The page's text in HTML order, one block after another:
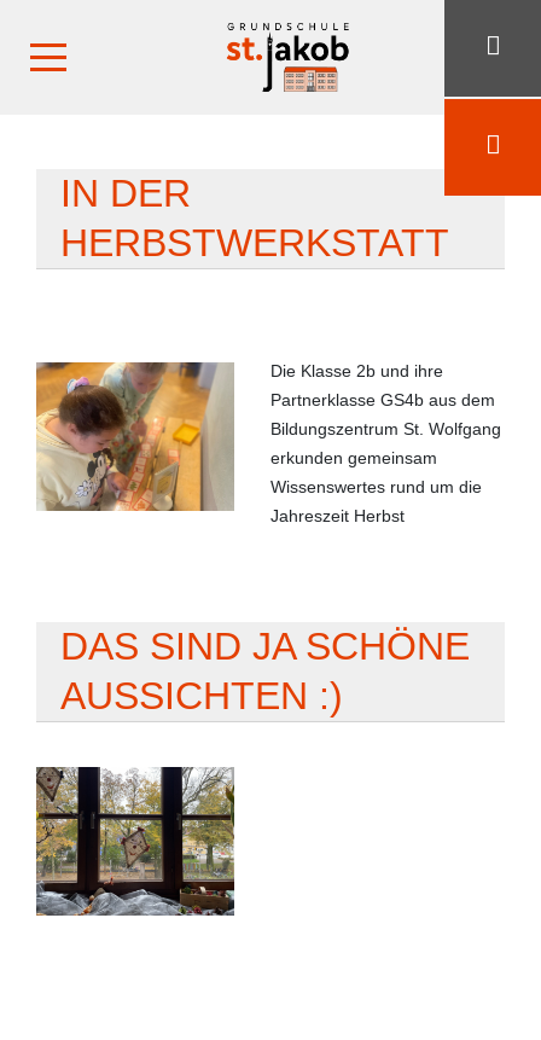
IN DER
HERBSTWERKSTATT
Die Klasse 2b und ihre
Partnerklasse GS4b aus dem
Bildungszentrum St. Wolfgang
erkunden gemeinsam
Wissenswertes rund um die
Jahreszeit Herbst
DAS SIND JA SCHÖNE
AUSSICHTEN :)